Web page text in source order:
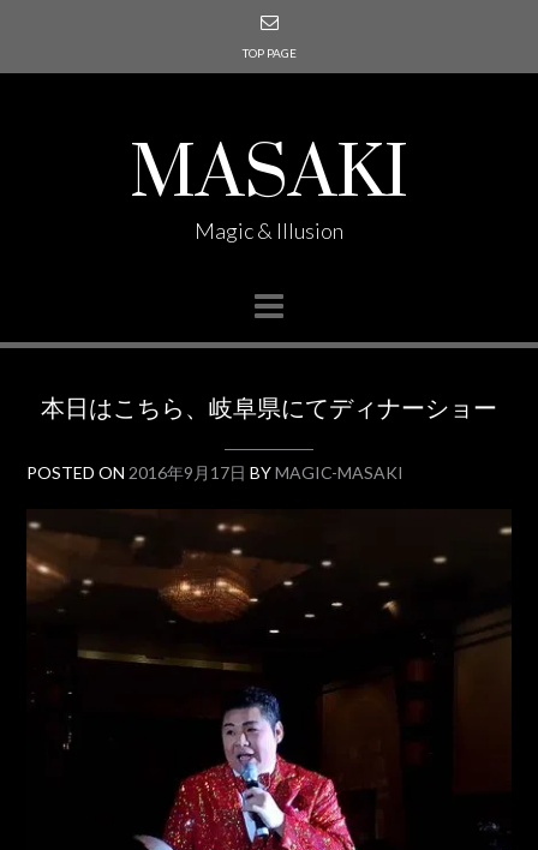
TOP PAGE
MASAKI
Magic & Illusion
本日はこちら、岐阜県にてディナーショー
POSTED ON 2016年9月17日 BYMAGIC-MASAKI